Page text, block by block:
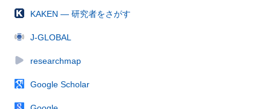
KAKEN — 研究者をさがす
J-GLOBAL
researchmap
Google Scholar